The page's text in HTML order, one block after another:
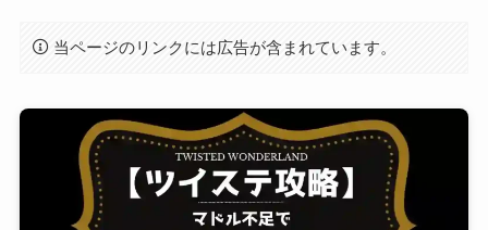
当ページのリンクには広告が含まれています。